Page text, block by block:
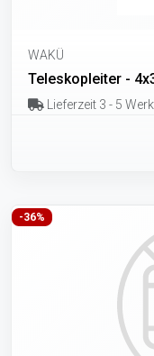
WAKÜ
Teleskopleiter -
Lieferzeit 3 - 5
-36%